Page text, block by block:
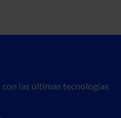
las últimas tecnologías